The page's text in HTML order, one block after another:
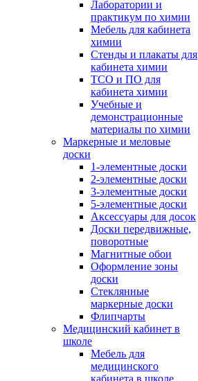
Лаборатории и
практикум по химии
Мебель для кабинета
химии
Стенды и плакаты для
кабинета химии
ТСО и ПО для
кабинета химии
Учебные и
демонстрационные
материалы по химии
Маркерные и меловые
доски
1-элементные доски
2-элементные доски
3-элементные доски
5-элементные доски
Аксессуары для досок
Доски передвижные,
поворотные
Магнитные обои
Оформление зоны
доски
Стеклянные
маркерные доски
Флипчарты
Медицинский кабинет в
школе
Мебель для
медицинского
кабинета в школе